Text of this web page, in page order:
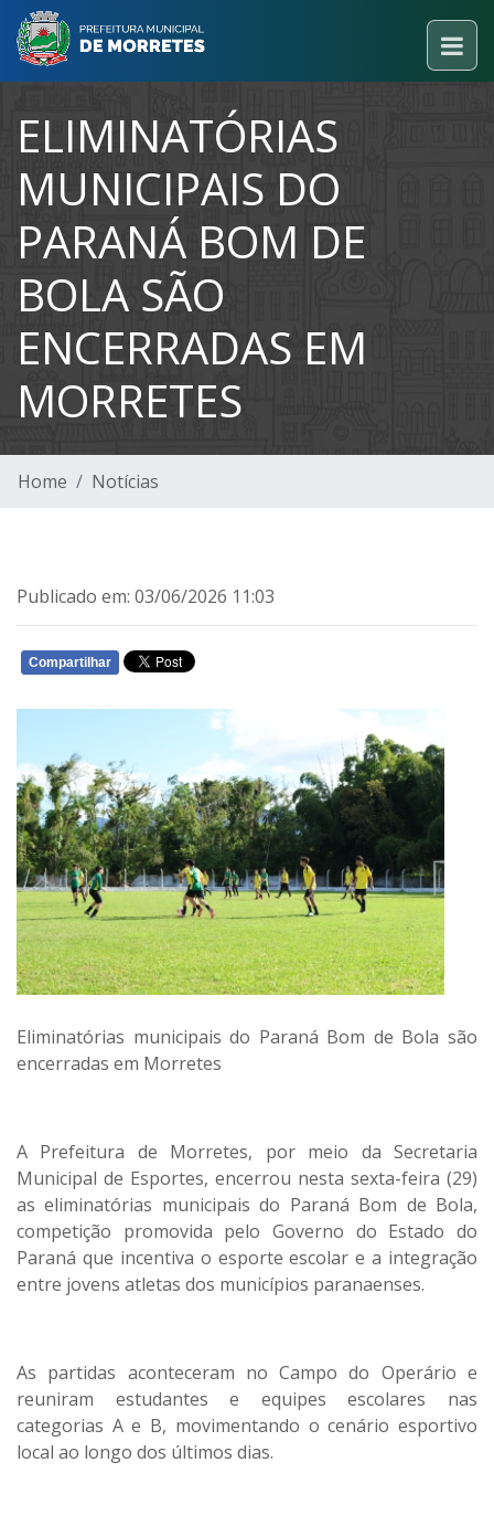
ELIMINATÓRIAS
MUNICIPAIS DO
PARANÁ BOM DE
BOLA SÃO
ENCERRADAS EM
MORRETES
Home Notícias
Publicado em: 03/06/2026 11:03
Compartilhar
Eliminatórias municipais do Paraná Bom de Bola são
encerradas em Morretes
A Prefeitura de Morretes, por meio da Secretaria
Municipal de Esportes, encerrou nesta sexta-feira (29)
as eliminatórias municipais do Paraná Bom de Bola,
competição promovida pelo Governo do Estado do
Paraná que incentiva o esporte escolar e a integração
entre jovens atletas dos municípios paranaenses.
As partidas aconteceram no Campo do Operário e
reuniram estudantes e equipes escolares nas
categorias A e B, movimentando o cenário esportivo
local ao longo dos últimos dias.